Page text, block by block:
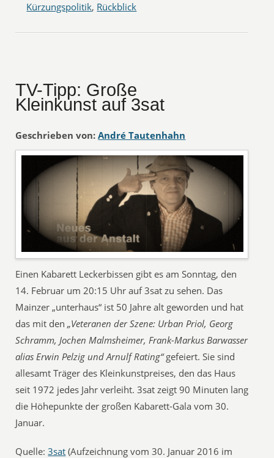
Kürzungspolitik, Rückblick
TV-Tipp: Große
Kleinkunst auf 3sat
Geschrieben von: André Tautenhahn
Einen Kabarett Leckerbissen gibt es am Sonntag, den
14. Februar um 20:15 Uhr auf 3sat zu sehen. Das
Mainzer „unterhaus“ ist 50 Jahre alt geworden und hat
das mit den„Veteranen der Szene: Urban Priol, Georg
Schramm, Jochen Malmsheimer, Frank-Markus Barwasser
alias Erwin Pelzig und Arnulf Rating“gefeiert. Sie sind
allesamt Träger des Kleinkunstpreises, den das Haus
seit 1972 jedes Jahr verleiht. 3sat zeigt 90 Minuten lang
die Höhepunkte der großen Kabarett-Gala vom 30.
Januar.
Quelle:3sat (Aufzeichnung vom 30. Januar 2016 im